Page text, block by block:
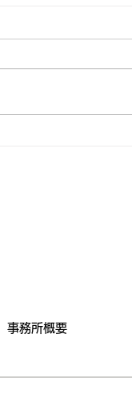
事務所概要